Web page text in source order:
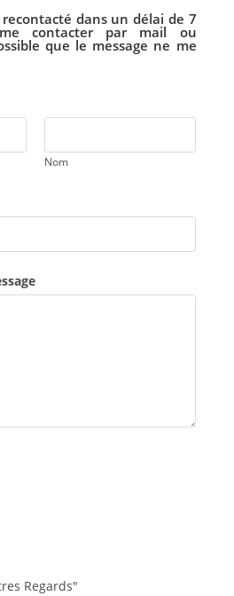
dans un délai de 7
contacter par mail ou
que le message ne me
Nom
Regards"